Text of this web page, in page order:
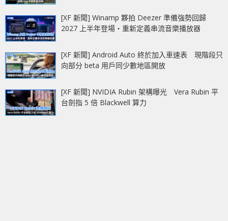
[XF 新聞] Winamp 夥拍 Deezer 準備強勢回歸
2027 上半年登場‧重新定義串流音樂播放器
[XF 新聞] Android Auto 終於加入車速表 現階段只
向部分 beta 用戶同少數地區開放
[XF 新聞] NVIDIA Rubin 架構曝光 Vera Rubin 平
台劍指 5 倍 Blackwell 算力